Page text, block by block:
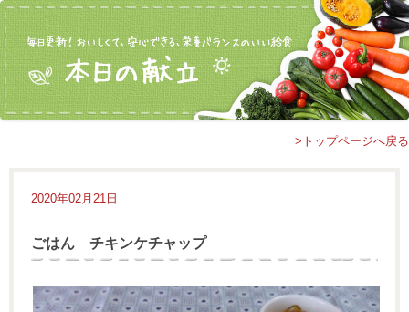
>トップページへ戻る
2020年02月21日
ごはん チキンケチャップ